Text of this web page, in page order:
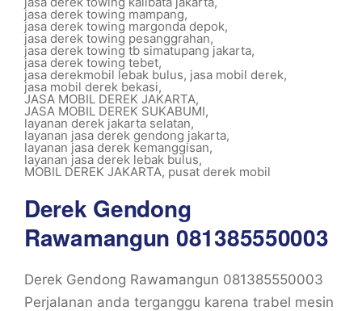
jasa derek towing mampang,
jasa derek towing margonda depok,
jasa derek towing pesanggrahan,
jasa derek towing tb simatupang jakarta,
jasa derek towing tebet,
jasa derekmobil lebak bulus, jasa mobil derek,
jasa mobil derek bekasi,
JASA MOBIL DEREK JAKARTA,
JASA MOBIL DEREK SUKABUMI,
layanan derek jakarta selatan,
layanan jasa derek gendong jakarta,
layanan jasa derek kemanggisan,
layanan jasa derek lebak bulus,
MOBIL DEREK JAKARTA, pusat derek mobil
Derek Gendong
Rawamangun 081385550003
Derek Gendong Rawamangun 081385550003
Perjalanan anda terganggu karena trabel mesin